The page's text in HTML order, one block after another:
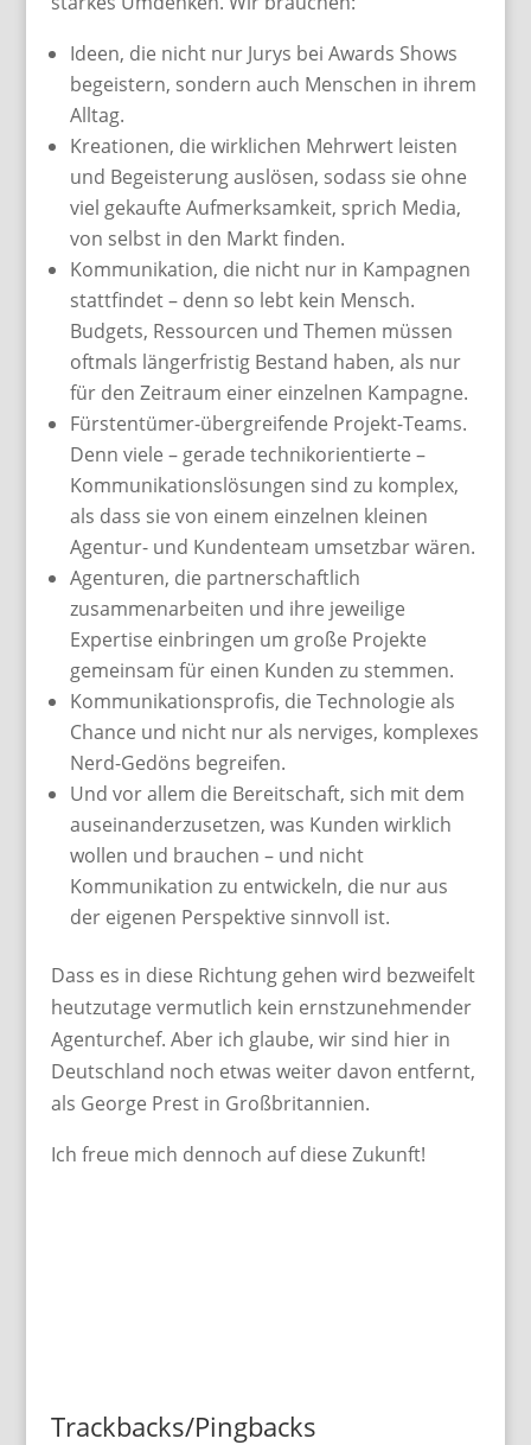
Ideen, die nicht nur Jurys bei Awards Shows
begeistern, sondern auch Menschen in ihrem
Alltag.
Kreationen, die wirklichen Mehrwert leisten
und Begeisterung auslösen, sodass sie ohne
viel gekaufte Aufmerksamkeit, sprich Media,
von selbst in den Markt finden.
Kommunikation, die nicht nur in Kampagnen
stattfindet – denn so lebt kein Mensch.
Budgets, Ressourcen und Themen müssen
oftmals längerfristig Bestand haben, als nur
für den Zeitraum einer einzelnen Kampagne.
Fürstentümer-übergreifende Projekt-Teams.
Denn viele – gerade technikorientierte –
Kommunikationslösungen sind zu komplex,
als dass sie von einem einzelnen kleinen
Agentur- und Kundenteam umsetzbar wären.
Agenturen, die partnerschaftlich
zusammenarbeiten und ihre jeweilige
Expertise einbringen um große Projekte
gemeinsam für einen Kunden zu stemmen.
Kommunikationsprofis, die Technologie als
Chance und nicht nur als nerviges, komplexes
Nerd-Gedöns begreifen.
Und vor allem die Bereitschaft, sich mit dem
auseinanderzusetzen, was Kunden wirklich
wollen und brauchen – und nicht
Kommunikation zu entwickeln, die nur aus
der eigenen Perspektive sinnvoll ist.
Dass es in diese Richtung gehen wird bezweifelt
heutzutage vermutlich kein ernstzunehmender
Agenturchef. Aber ich glaube, wir sind hier in
Deutschland noch etwas weiter davon entfernt,
als George Prest in Großbritannien.
Ich freue mich dennoch auf diese Zukunft!
Trackbacks/Pingbacks